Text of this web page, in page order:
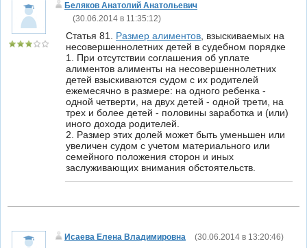
Беляков Анатолий Анатольевич
(30.06.2014 в 11:35:12)
Статья 81. Размер алиментов , взыскиваемых на
несовершеннолетних детей в судебном порядке
1. При отсутствии соглашения об уплате
алиментов алименты на несовершеннолетних
детей взыскиваются судом с их родителей
ежемесячно в размере: на одного ребенка -
одной четверти, на двух детей - одной трети, на
трех и более детей - половины заработка и (или)
иного дохода родителей.
2. Размер этих долей может быть уменьшен или
увеличен судом с учетом материального или
семейного положения сторон и иных
заслуживающих внимания обстоятельств.
Исаева Елена Владимировна (30.06.2014 в 13:20:46)